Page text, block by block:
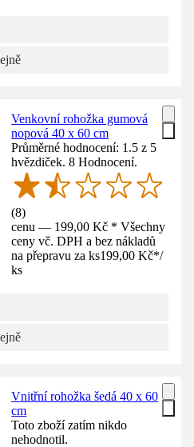
Venkovní rohožka gumová
nopová 40 x 60 cm
Průměrné hodnocení: 1.5 z 5
hvězdiček. 8 Hodnocení.
(8)
cenu — 199,00 Kč * Všechny
ceny vč. DPH a bez nákladů
na přepravu za ks199,00 Kč*/
ks
Vnitřní rohožka šedá 40 x 60
cm
Toto zboží zatím nikdo
nehodnotil.